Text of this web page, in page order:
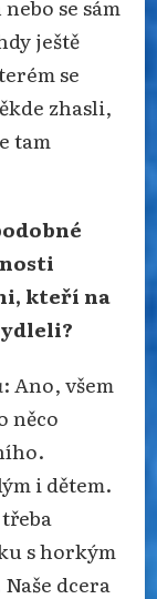
se sám
ještě
se
zhasli,
tam
kteří na
: Ano, všem
něco
i dětem.
s horkým
dcera